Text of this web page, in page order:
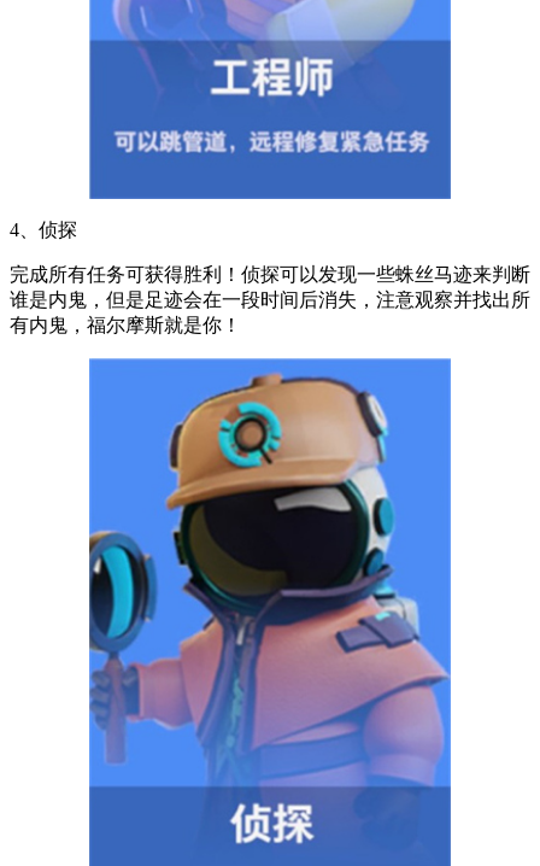
4、侦探
完成所有任务可获得胜利！侦探可以发现一些蛛丝马迹来判断
谁是内鬼，但是足迹会在一段时间后消失，注意观察并找出所
有内鬼，福尔摩斯就是你！